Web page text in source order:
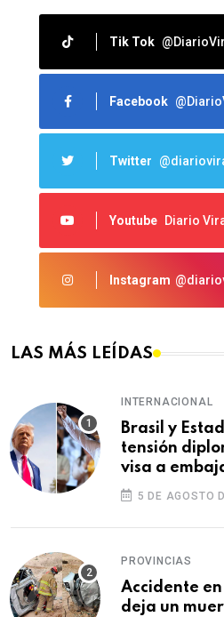
Tik Tok
Facebook
Twitter
Youtube Diario
Instagram
LAS MÁS LEÍDAS
INTERNACIONAL
Brasil y
tensión
visa a
5 DE AGOSTO
PROVINCIAS
Accidente
deja un